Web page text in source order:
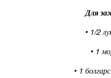
Для
• 1/2
• 1
• 1